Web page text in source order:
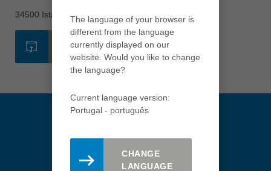
tiếng việt
中国
中文
ไทย
Україна
34500 Istanbul
SITE
Mantenha-se atualizado.
The language of your browser is
different from the language
currently displayed on our
website. Would you like to change
the language?
Current language version:
Portugal - português
CHANGE
LANGUAGE